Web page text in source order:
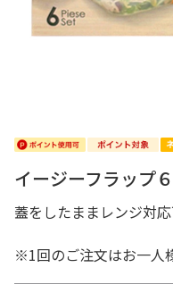
イージーフラップ
蓋をしたままレンジ対
※1回のご注文はお一人